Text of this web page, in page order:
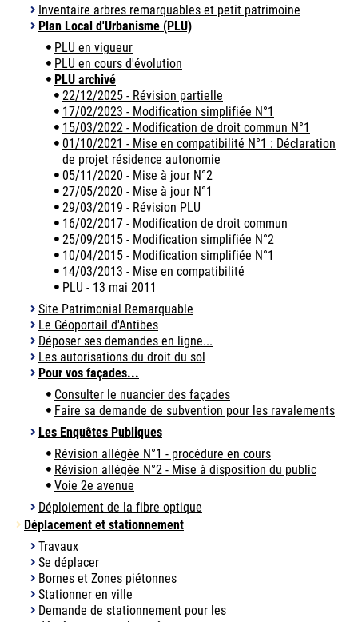
Inventaire arbres remarquables et petit patrimoine
Plan Local d'Urbanisme (PLU)
PLU en vigueur
PLU en cours d'évolution
PLU archivé
22/12/2025 - Révision partielle
17/02/2023 - Modification simplifiée N°1
15/03/2022 - Modification de droit commun N°1
01/10/2021 - Mise en compatibilité N°1 : Déclaration
de projet résidence autonomie
05/11/2020 - Mise à jour N°2
27/05/2020 - Mise à jour N°1
29/03/2019 - Révision PLU
16/02/2017 - Modification de droit commun
25/09/2015 - Modification simplifiée N°2
10/04/2015 - Modification simplifiée N°1
14/03/2013 - Mise en compatibilité
PLU - 13 mai 2011
Site Patrimonial Remarquable
Le Géoportail d'Antibes
Déposer ses demandes en ligne...
Les autorisations du droit du sol
Pour vos façades...
Consulter le nuancier des façades
Faire sa demande de subvention pour les ravalements
Les Enquêtes Publiques
Révision allégée N°1 - procédure en cours
Révision allégée N°2 - Mise à disposition du public
Voie 2e avenue
Déploiement de la fibre optique
Déplacement et stationnement
Travaux
Se déplacer
Bornes et Zones piétonnes
Stationner en ville
Demande de stationnement pour les